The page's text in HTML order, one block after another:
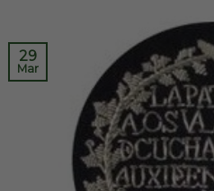
29
Mar